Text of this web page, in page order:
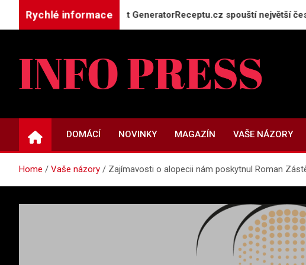
Rychlé informace
doma: Projekt GeneratorReceptu.cz spouští největší českou
DOMÁCÍ NOVINKY MAGAZÍN VAŠE NÁZORY
Home Vaše názory Zajímavosti o alopecii nám poskytnul Roman